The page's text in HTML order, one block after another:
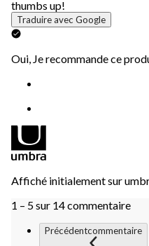
thumbs up!
Traduire avec Google
Oui, Je recommande ce
Affiché initialement sur
1 – 5 sur 14 commentaire
Précédentcommentaire